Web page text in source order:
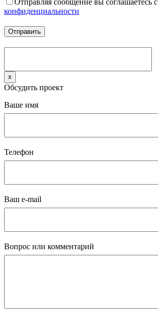
конфиденциальности
x
Обсудить проект
Ваше имя
Телефон
Ваш e-mail
Вопрос или комментарий